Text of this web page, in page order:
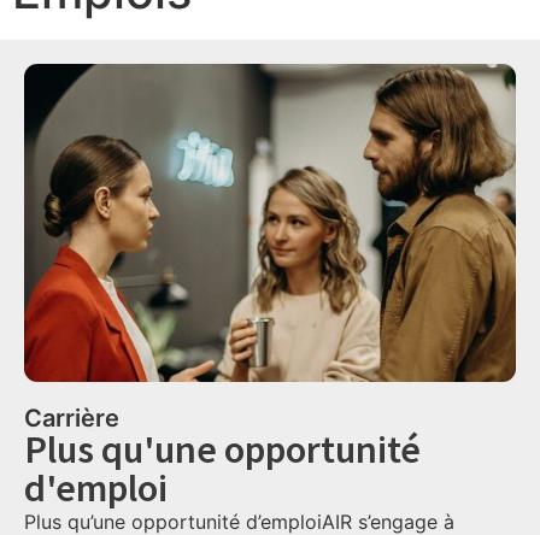
Carrière
Plus qu'une opportunité
d'emploi
Plus qu’une opportunité d’emploiAIR s’engage à